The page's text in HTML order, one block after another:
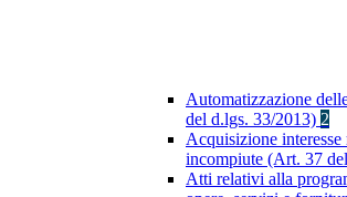
Automatizzazione
del d.lgs. 33/2013) 2
Acquisizione
incompiute (Art. 37
Atti relativi alla